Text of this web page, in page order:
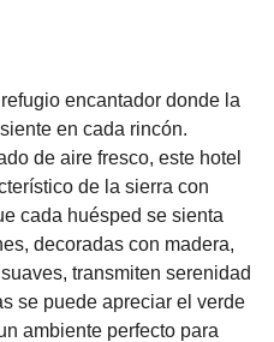
encantador donde la
en cada rincón.
de aire fresco, este hotel
de la sierra con
cada huésped se sienta
decoradas con madera,
transmiten serenidad
se puede apreciar el verde
ambiente perfecto para